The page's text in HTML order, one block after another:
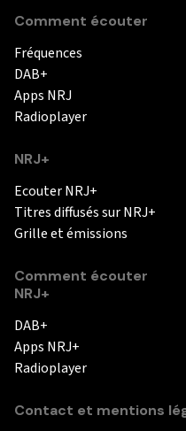
Comment écouter
Fréquences
DAB+
Apps NRJ
Radioplayer
NRJ+
Ecouter NRJ+
Titres diffusés sur NRJ+
Grille et émissions
Comment écouter
NRJ+
DAB+
Apps NRJ+
Radioplayer
Contact et mentions